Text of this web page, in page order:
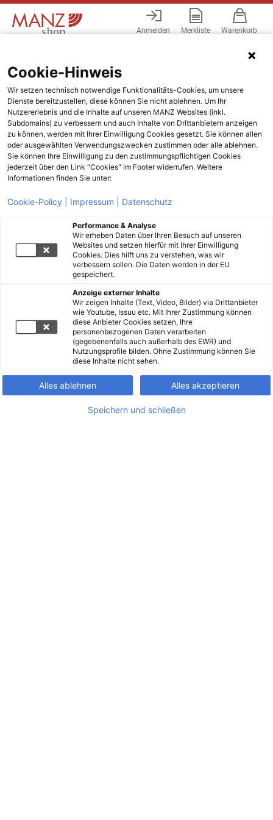
Anmelden Merkliste Warenkorb
Cookie-Hinweis
Wir setzen technisch notwendige Funktionalitäts-Cookies, um unsere
Dienste bereitzustellen, diese können Sie nicht ablehnen. Um Ihr
Nutzererlebnis und die Inhalte auf unseren MANZ Websites (inkl.
Subdomains) zu verbessern und auch Inhalte von Drittanbietern anzeigen
zu können, werden mit Ihrer Einwilligung Cookies gesetzt. Sie können allen
oder ausgewählten Verwendungszwecken zustimmen oder alle ablehnen.
Sie können Ihre Einwilligung zu den zustimmungspflichtigen Cookies
jederzeit über den Link "Cookies" im Footer widerrufen. Weitere
Informationen finden Sie unter:
Cookie-Policy | Impressum | Datenschutz
Performance & Analyse
Wir erheben Daten über Ihren Besuch auf unseren
Websites und setzen hierfür mit Ihrer Einwilligung
Cookies. Dies hilft uns zu verstehen, was wir
verbessern sollen. Die Daten werden in der EU
gespeichert.
Anzeige externer Inhalte
Wir zeigen Inhalte (Text, Video, Bilder) via Drittanbieter
wie Youtube, Issuu etc. Mit Ihrer Zustimmung können
diese Anbieter Cookies setzen, Ihre
personenbezogenen Daten verarbeiten
(gegebenenfalls auch außerhalb des EWR) und
Nutzungsprofile bilden. Ohne Zustimmung können Sie
diese Inhalte nicht sehen.
Alles ablehnen Alles akzeptieren
Speichern und schließen